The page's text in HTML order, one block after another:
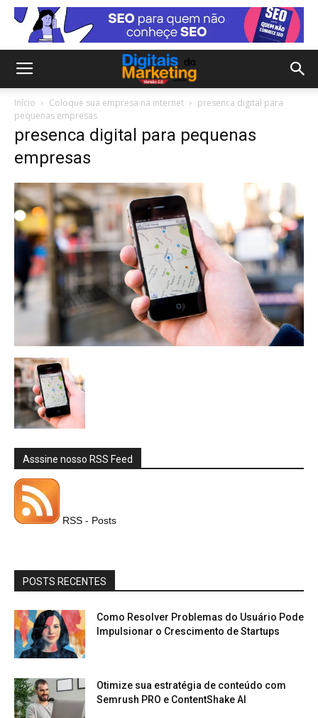
Início Coloque sua empresa na internet
presenca digital para
pequenas empresas
presenca digital para pequenas
empresas
Asssine nosso RSS Feed
RSS - Posts
POSTS RECENTES
Como Resolver Problemas do Usuário Pode
Impulsionar o Crescimento de Startups
Otimize sua estratégia de conteúdo com
Semrush PRO e ContentShake AI